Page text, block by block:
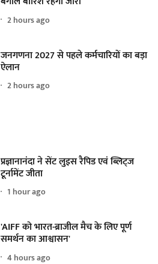
2 hours ago
जनगणना 2027 से पहले कर्मचारियों का बड़ा
ऐलान
2 hours ago
प्रज्ञानानंदा ने सेंट लुइस रैपिड एवं ब्लिट्ज
टूर्नामेंट जीता
1 hour ago
'AIFF को भारत-ब्राजील मैच के लिए पूर्ण
समर्थन का आश्वासन'
4 hours ago